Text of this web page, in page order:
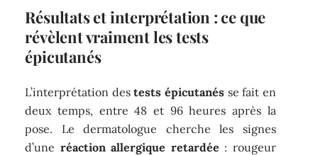
Résultats et interprétation : ce que
révèlent vraiment les tests
épicutanés
L’interprétation destests épicutanés se fait en
deux temps, entre 48 et 96 heures après la
pose. Le dermatologue cherche les signes
d’une réaction allergique retardée : rougeur